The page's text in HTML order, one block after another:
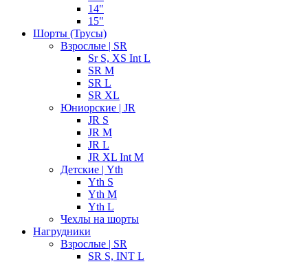
14"
15"
Шорты (Трусы)
Взрослые | SR
Sr S, XS Int L
SR M
SR L
SR XL
Юниорские | JR
JR S
JR M
JR L
JR XL Int M
Детские | Yth
Yth S
Yth M
Yth L
Чехлы на шорты
Нагрудники
Взрослые | SR
SR S, INT L